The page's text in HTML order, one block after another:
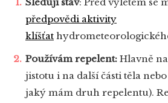
předpovědi aktivity
klíšťat
Používám repelent: Hlavně
jistotu i na další části těla
jaký mám druh repelentu).